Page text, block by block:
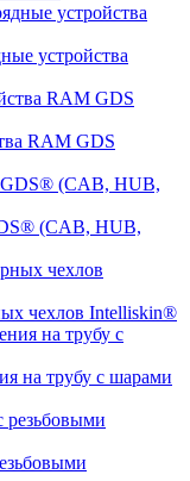
устройства
RAM GDS
(CAB, HUB,
чехлов Intelliskin®
на трубу с шарами